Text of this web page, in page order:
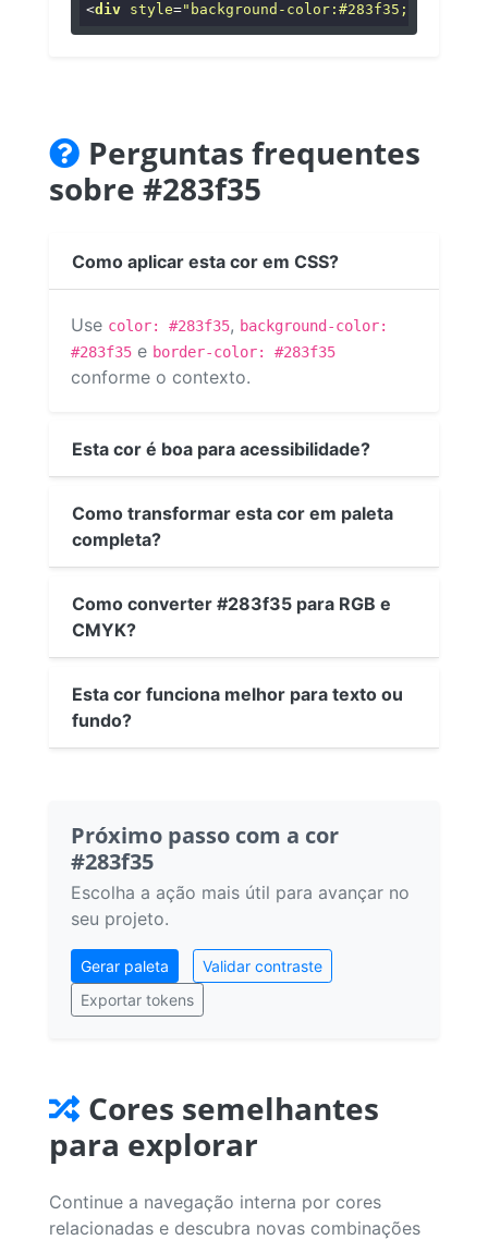
<div style="background-color:#283f35;"
Perguntas frequentes
sobre #283f35
Como aplicar esta cor em CSS?
Use color: #283f35, background-color:
#283f35 e border-color: #283f35
conforme o contexto.
Esta cor é boa para acessibilidade?
Como transformar esta cor em paleta
completa?
Como converter #283f35 para RGB e
CMYK?
Esta cor funciona melhor para texto ou
fundo?
Próximo passo com a cor
#283f35
Escolha a ação mais útil para avançar no
seu projeto.
Gerar paleta
Validar contraste
Exportar tokens
Cores semelhantes
para explorar
Continue a navegação interna por cores
relacionadas e descubra novas combinações